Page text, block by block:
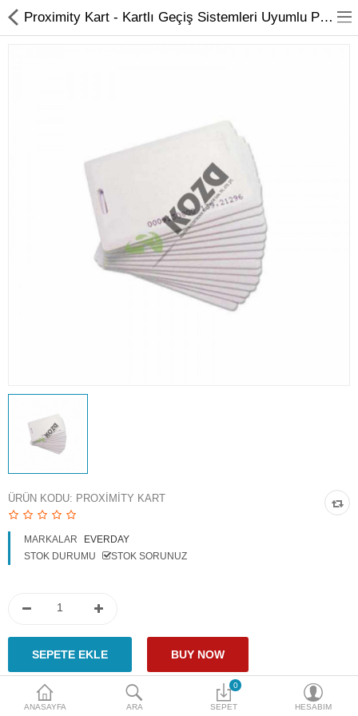
Kayıt Cihazları
Hırsız Alarm Sistemleri
Yangın Alarm Sistemleri
Aksesuarlar
Plaka Tanıma Sistemi
Ürün Güvenlik Sistemleri
Aksiyon Kameraları
Karşılaştır
Para Birimi
ANASAYFA ARA
0
SEPET HESABIM
Proximity Kart - Kartlı Geçiş Sistemleri Uyumlu Proximity Kart
ÜRÜN KODU: PROXIMITY KART
MARKALAR
EVERDAY
STOK DURUMU
STOK SORUNUZ
Paylaş